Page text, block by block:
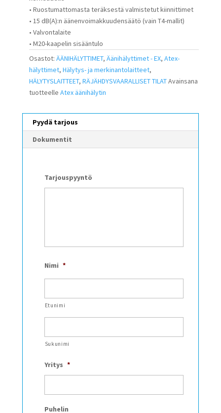
• Ruostumattomasta teräksestä valmistetut kiinnittimet
• 15 dB(A):n äänenvoimakkuudensäätö (vain T4-mallit)
• Valvontalaite
• M20-kaapelin sisääntulo
Osastot: ÄÄNIHÄLYTTIMET, Äänihälyttimet - EX, Atex-
hälyttimet, Hälytys- ja merkinantolaitteet,
HÄLYTYSLAITTEET, RÄJÄHDYSVAARALLISET TILATAvainsana
tuotteelle Atex äänihälytin
Pyydä tarjous
Dokumentit
Tarjouspyyntö
Nimi *
Etunimi
Sukunimi
Yritys *
Puhelin